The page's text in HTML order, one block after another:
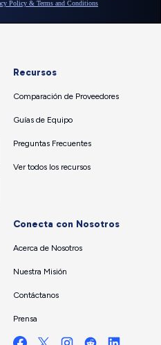
Recursos
Comparación de Proveedores
Guías de Equipo
Preguntas Frecuentes
Ver todos los recursos
Conecta con Nosotros
Acerca de Nosotros
Nuestra Misión
Contáctanos
Prensa